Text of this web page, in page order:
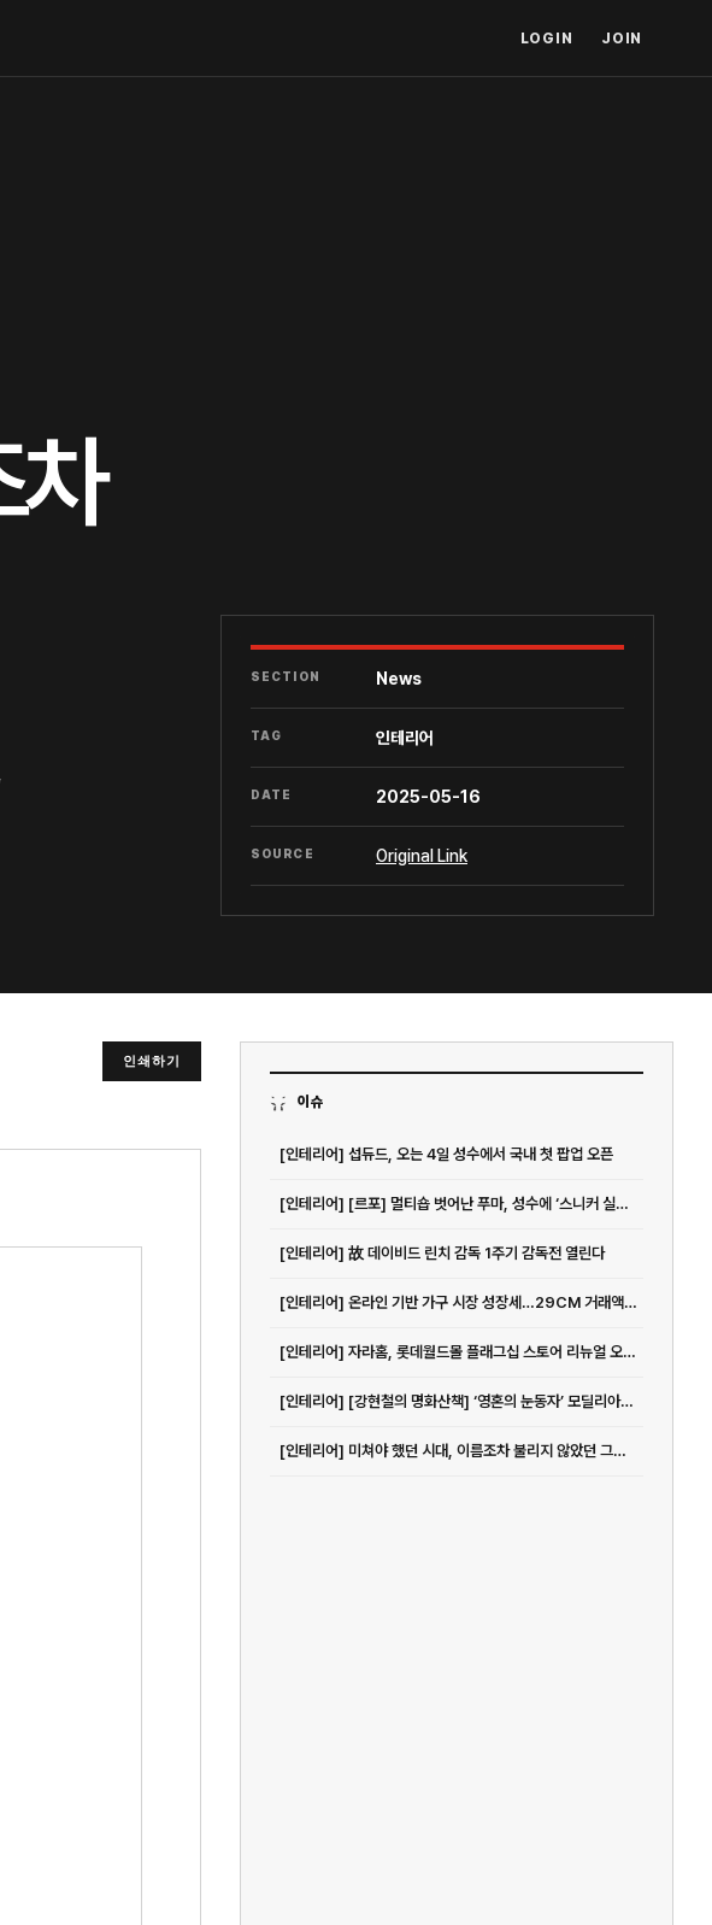
LOGIN JOIN
차
SECTION News
TAG 인테리어
DATE 2025-05-16
SOURCE Original Link
인쇄하기
이슈
[인테리어] 섭듀드, 오는 4일 성수에서 국내 첫 팝업 오픈
[인테리어] [르포] 멀티숍 벗어난 푸마, 성수에 ‘스니커 실험실’ 만든 이유 - 아시아투데이
[인테리어] 故 데이비드 린치 감독 1주기 감독전 열린다
[인테리어] 온라인 기반 가구 시장 성장세…29CM 거래액 전년대비 40% 증가
[인테리어] 자라홈, 롯데월드몰 플래그십 스토어 리뉴얼 오픈 < 유통소비자 < 생활경제 < 기사본문 - 이뉴스투데이
[인테리어] [강현철의 명화산책] ‘영혼의 눈동자’ 모딜리아니 ‘잔 에뷔테른’
[인테리어] 미쳐야 했던 시대, 이름조차 불리지 않았던 그들 ‘초현실주의와 한국근...